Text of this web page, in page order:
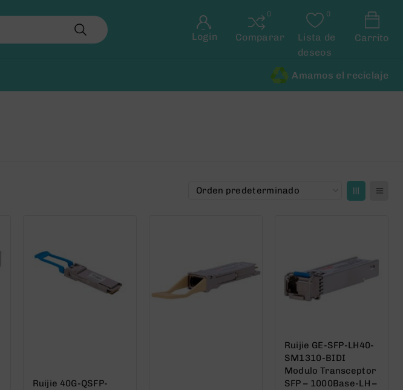
Login Comparar
Lista de
deseos
Carrito
Amamos el reciclaje
Ruijie 40G-QSFP-
Ruijie GE-SFP-LH40-
SM1310-BIDI
Modulo Transceptor
SFP – 1000Base-LH –